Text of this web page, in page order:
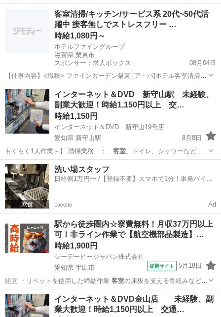
共有部の清掃 …
東海市 名和駅 フリーダイヤル
客室清掃/キッチン/サービス系 20代~50代活
躍中 接客無しでストレスフリー …
時給1,080円～
ホテルファイングループ
滋賀県 栗東市
スポンサー：求人ボックス
08月04日
【仕事内容】<職種> ファインガーデン栗東 [ア・パ]ホテル客室清掃・
ベッドメイキング、キッチンスタッフ、サービスその他 <雇用形態>
アルバイト・パート <給与> [ア・パ]時給1,080円～ 交通費:一部支給 1
勤務につき20...
アルバイト・パート
インターネット＆DVD 新守山駅 未経験、
副業大歓迎！時給1,150円以上 交…
時給1,150円
インターネット＆DVD 新守山19号店
愛知県 新守山駅
8月8日
もくもく1人作業～】 清掃業務 ： 客室、トイレ、シャワーなどの
共有部の清掃 …
愛知 名古屋市 新守山駅
洗い場スタッフ
日給例1万円〜 /【登録不要】スマホで1分！単発バイト
Lacotto Ad
駅から徒歩圏内☆寮費無料！月収37万円以上
可！非ライン作業で【航空機部品製造】…
時給1,900円
シーデーピージャパン株式会社
愛知県 半田市
提携サイト 5月18日
組立 ・リベットを使用した締結作業 客室の床板を支える骨組みなど、
航空機に欠…
愛知 半田市 工場
インターネット＆DVD金山店 未経験、副
業大歓迎！時給1,150円以上 交通…